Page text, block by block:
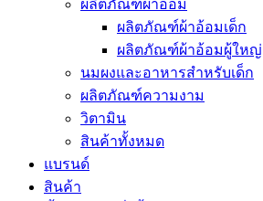
ผลิตภัณฑ์ผ้าอ้อม
ผลิตภัณฑ์ผ้าอ้อมเด็ก
ผลิตภัณฑ์ผ้าอ้อมผู้ใหญ่
นมผงและอาหารสำหรับเด็ก
ผลิตภัณฑ์ความงาม
วิตามิน
สินค้าทั้งหมด
แบรนด์
สินค้า